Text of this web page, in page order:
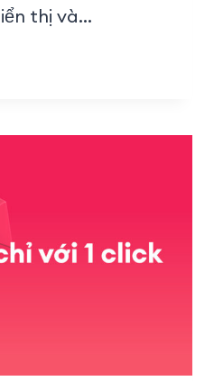
thị và…